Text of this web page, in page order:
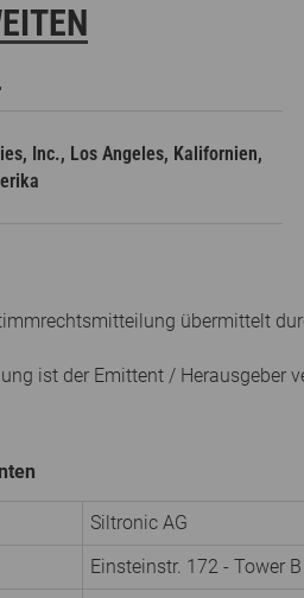
V
Inc., Los Angeles, Kalifornien,
übermittelt
ist der Emittent / Herausgeber
Siltronic AG
Einsteinstr. 172 - Tower